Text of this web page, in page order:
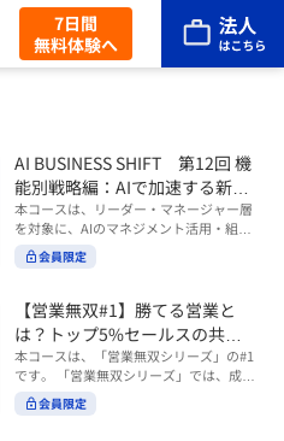
7日間
無料体験へ
AI BUSINESS SHIFT 第12回 機
能別戦略編：AIで加速する新規
事業の創出
本コースは、リーダー・マネージャー層
を対象に、AIのマネジメント活用・組織
活用を体系的に学ぶ 『AI BUSINESS SHI
FTシリーズ（全12回）』の第12回で
る新規事業の創出」では、新規事業やス
タートアップを取り巻く環境がどのよう
に変化しているのかを俯瞰し、新たな価
値創造と非連続な成長を生み出すため
に、AI時代における事業機会の捉え方
や、成功確率を高めるための考え方につ
会員限定
【営業無双#1】勝てる営業と
は？トップ5%セールスの共通
点
本コースは、「営業無双シリーズ」の#1
です。 「営業無双シリーズ」では、成約
率アップに向けて、お客様に選ばれ続け
る無双の営業になるための実践的な考え
会員限定